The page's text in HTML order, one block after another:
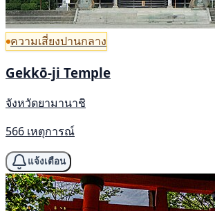
ความเสี่ยงปานกลาง
Gekkō-ji Temple
จังหวัดยามานาชิ
566 เหตุการณ์
แจ้งเตือน